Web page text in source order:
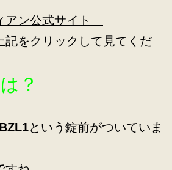
アン公式サイト
記をクリックして見てくだ
？
という錠前がついていま